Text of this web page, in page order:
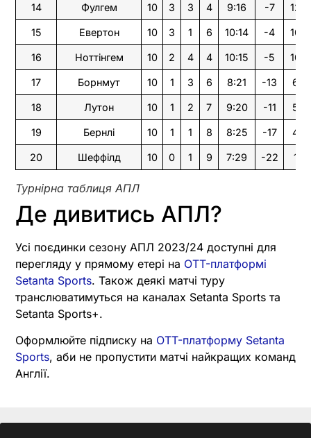
14 Фулгем 10 3 3 4 9:16 -7 12
15 Евертон 10 3 1 6 10:14 -4 10
16 Ноттінгем 10 2 4 4 10:15 -5 10
17 Борнмут 10 1 3 6 8:21 -13 6
18 Лутон 10 1 2 7 9:20 -11 5
19 Бернлі 10 1 1 8 8:25 -17 4
20 Шеффілд 10 0 1 9 7:29 -22 1
Турнірна таблиця АПЛ
Де дивитись АПЛ?
Усі поєдинки сезону АПЛ 2023/24 доступні для
перегляду у прямому етері на OTT-платформі
Setanta Sports. Також деякі матчі туру
транслюватимуться на каналах Setanta Sports та
Setanta Sports+.
Оформлюйте підписку на OTT-платформу Setanta
Sports, аби не пропустити матчі найкращих команд
Англії.